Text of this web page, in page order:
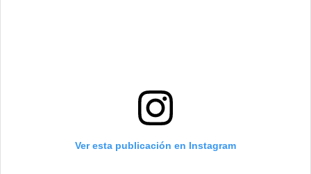
Ver esta publicación en Instagram